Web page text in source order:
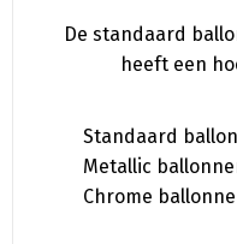
De standaard
heeft een
Standaard
Metallic
Chrome